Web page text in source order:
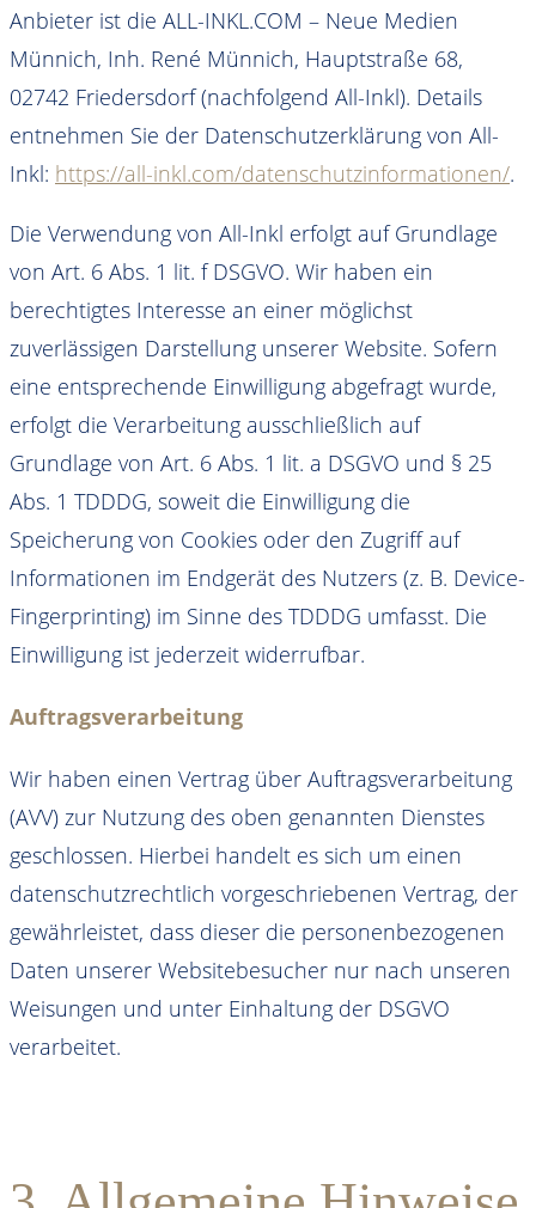
Anbieter ist die ALL-INKL.COM – Neue Medien
Münnich, Inh. René Münnich, Hauptstraße 68,
02742 Friedersdorf (nachfolgend All-Inkl). Details
entnehmen Sie der Datenschutzerklärung von All-
Inkl: https://all-inkl.com/datenschutzinformationen/.
Die Verwendung von All-Inkl erfolgt auf Grundlage
von Art. 6 Abs. 1 lit. f DSGVO. Wir haben ein
berechtigtes Interesse an einer möglichst
zuverlässigen Darstellung unserer Website. Sofern
eine entsprechende Einwilligung abgefragt wurde,
erfolgt die Verarbeitung ausschließlich auf
Grundlage von Art. 6 Abs. 1 lit. a DSGVO und § 25
Abs. 1 TDDDG, soweit die Einwilligung die
Speicherung von Cookies oder den Zugriff auf
Informationen im Endgerät des Nutzers (z. B. Device-
Fingerprinting) im Sinne des TDDDG umfasst. Die
Einwilligung ist jederzeit widerrufbar.
Auftragsverarbeitung
Wir haben einen Vertrag über Auftragsverarbeitung
(AVV) zur Nutzung des oben genannten Dienstes
geschlossen. Hierbei handelt es sich um einen
datenschutzrechtlich vorgeschriebenen Vertrag, der
gewährleistet, dass dieser die personenbezogenen
Daten unserer Websitebesucher nur nach unseren
Weisungen und unter Einhaltung der DSGVO
verarbeitet.